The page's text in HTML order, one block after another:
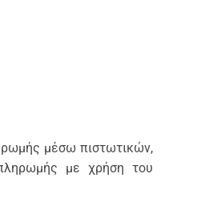
μέσω πιστωτικών,
με χρήση του